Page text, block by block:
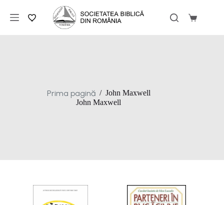
conținut
Coș
Prima pagină / John Maxwell
John Maxwell